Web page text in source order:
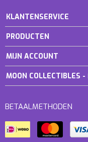
KLANTENSERVICE
PRODUCTEN
MIJN ACCOUNT
MOON COLLECTIBLES
BETAALMETHODEN